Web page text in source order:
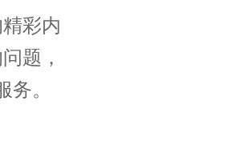
彩内
题，
。